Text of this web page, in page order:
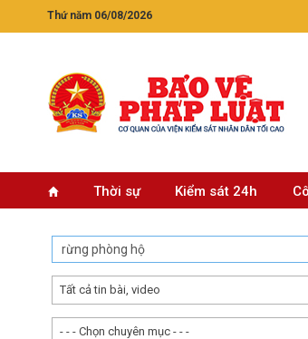
Thứ năm 06/08/2026
Thời sự Kiểm sát 24h
Tất cả tin bài, video
- - - Chọn chuyên mục - - -